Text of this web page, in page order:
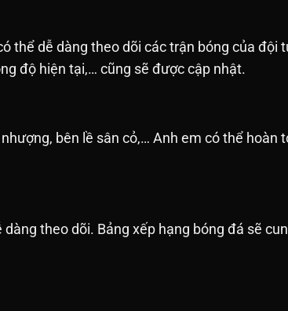
thể dễ dàng theo dõi các trận bóng của đội
độ hiện tại,… cũng sẽ được cập nhật.
bên lề sân cỏ,… Anh em có thể hoàn
theo dõi. Bảng xếp hạng bóng đá sẽ